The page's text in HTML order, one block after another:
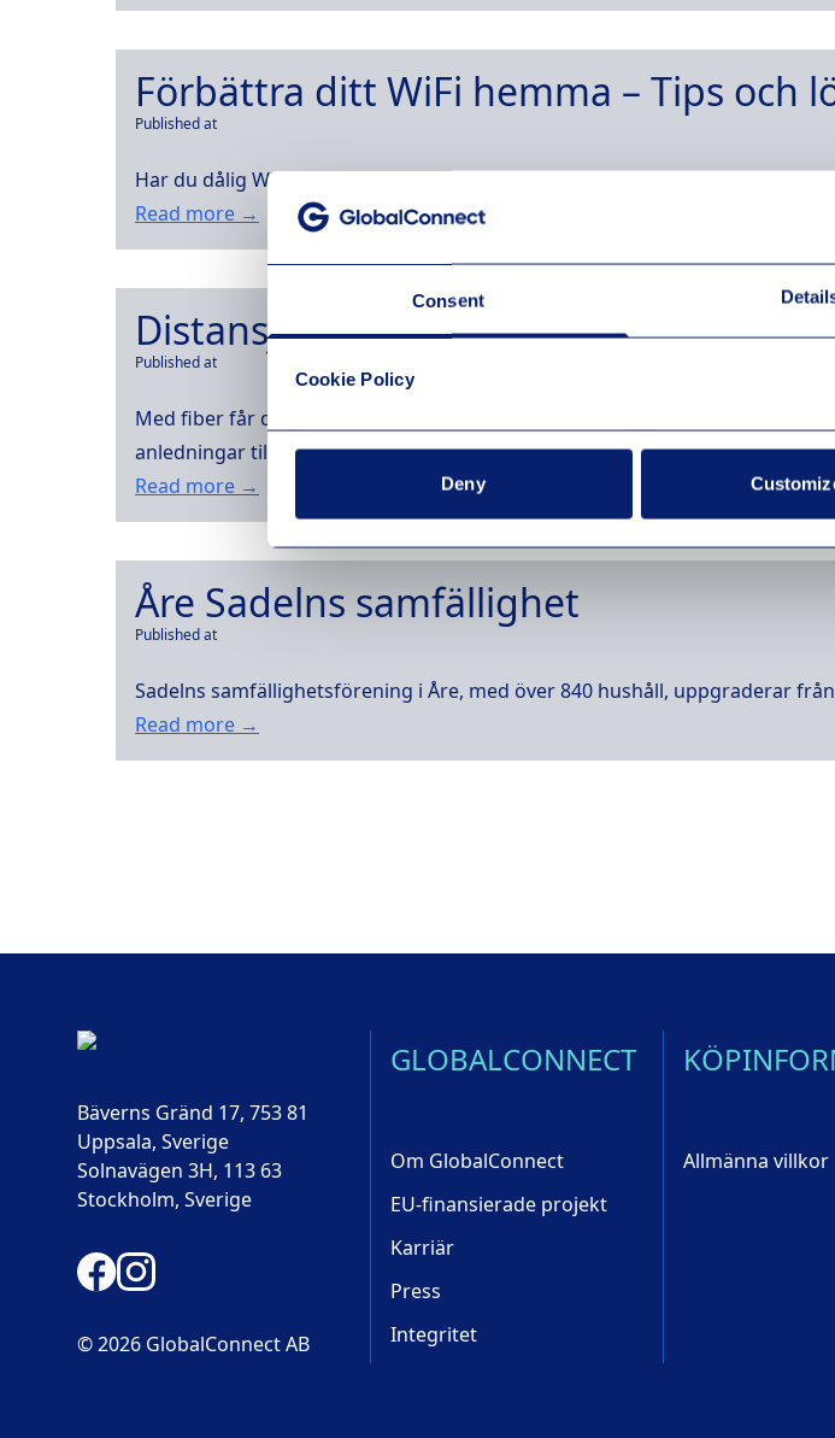
Consent
Cookie Policy
Deny
Förbättra ditt WiFi hemma – Tips och
Published at
Har du dålig WiFi-täckning hemma? Läs våra tips på hur du förbättrar ditt
Read more →
Distansjobb från fritidshuset – så får
Published at
Med fiber får du stabil, snabb och obegränsad uppkoppling som gör att
anledningar till varför det är fördelaktigt med fiber i fritidshuset.
Read more →
Åre Sadelns samfällighet
Published at
Sadelns samfällighetsförening i Åre, med över 840 hushåll, uppgraderar
Read more →
Bäverns Gränd 17, 753 81
Uppsala, Sverige
Solnavägen 3H, 113 63
Stockholm, Sverige
© 2026 GlobalConnect AB
GLOBALCONNECT
Om GlobalConnect
EU-finansierade projekt
Karriär
Press
Integritet
Allmänna villkor